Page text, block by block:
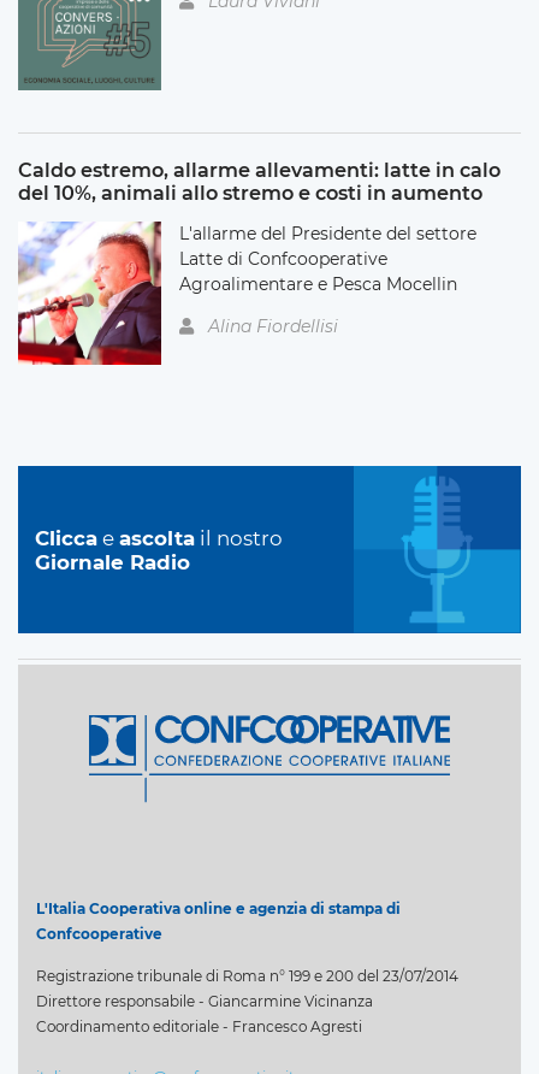
Caldo estremo, allarme allevamenti: latte in calo
del 10%, animali allo stremo e costi in aumento
L'allarme del Presidente del settore
Latte di Confcooperative
Agroalimentare e Pesca Mocellin
Alina Fiordellisi
Clicca e ascolta il nostro
Giornale Radio
L'Italia Cooperativa online e agenzia di stampa di
Confcooperative
Registrazione tribunale di Roma n° 199 e 200 del 23/07/2014
Direttore responsabile - Giancarmine Vicinanza
Coordinamento editoriale - Francesco Agresti